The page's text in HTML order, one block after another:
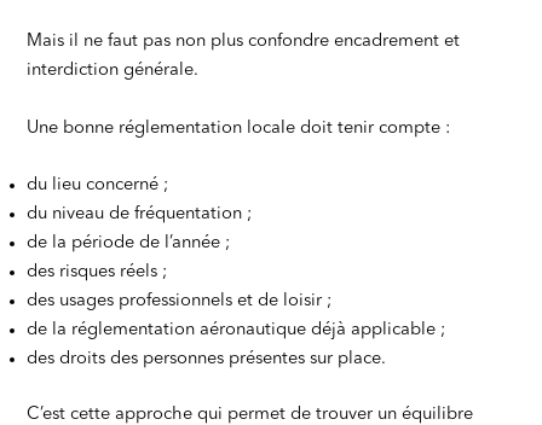
Mais il ne faut pas non plus confondre encadrement et
interdiction générale.
Une bonne réglementation locale doit tenir compte :
du lieu concerné ;
du niveau de fréquentation ;
de la période de l’année ;
des risques réels ;
des usages professionnels et de loisir ;
de la réglementation aéronautique déjà applicable ;
des droits des personnes présentes sur place.
C’est cette approche qui permet de trouver un équilibre